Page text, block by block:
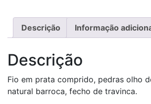
Descrição Informação
Descrição
Fio em prata comprido, pedras olho
natural barroca, fecho de travinca.